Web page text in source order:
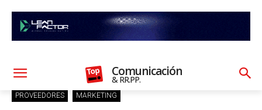
Comunicación
& RR.PP.
PROVEEDORES MARKETING